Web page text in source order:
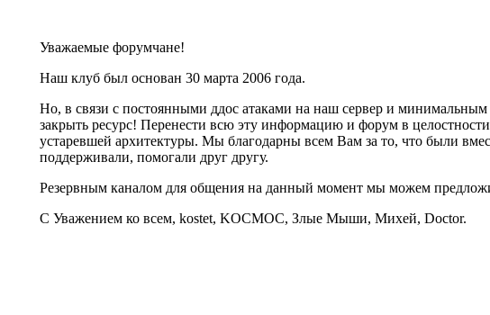
Уважаемые форумчане!
Наш клуб был основан 30 марта 2006 года.
Но, в связи с постоянными ддос атаками на наш сервер и
закрыть ресурс! Перенести всю эту информацию и форум в
устаревшей архитектуры. Мы благодарны всем Вам за то, что были
поддерживали, помогали друг другу.
Резервным каналом для общения на данный момент мы можем
С Уважением ко всем, kostet, KOCMOC, Злые Мыши, Михей, Doctor.